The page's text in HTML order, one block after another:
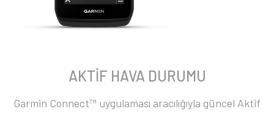
AKTİF HAVA DURUMU
Garmin Connect™ uygulaması aracılığıyla güncel Aktif